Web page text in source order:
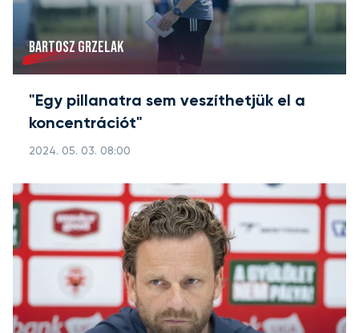
BARTOSZ GRZELAK
"Egy pillanatra sem veszíthetjük el a
koncentrációt"
2024. 05. 03. 08:00